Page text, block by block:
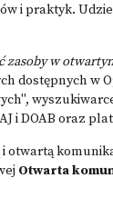
i praktyk.
zasoby w
dostępnych w
i DOAB oraz
otwartą
Otwarta